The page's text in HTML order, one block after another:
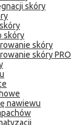
skóry
skóry
skóry
skóry PRO
nawiewu